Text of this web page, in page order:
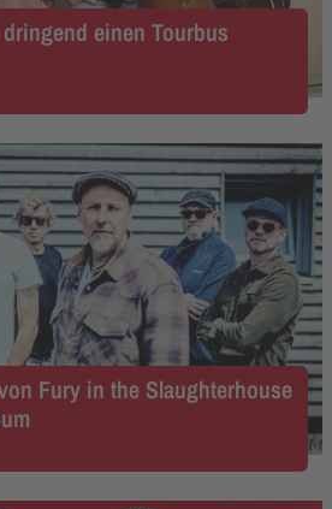
einen Tourbus
Fury in the Slaughterhouse